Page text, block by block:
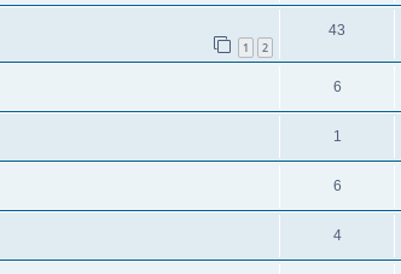
1 2
43
6
1
6
4